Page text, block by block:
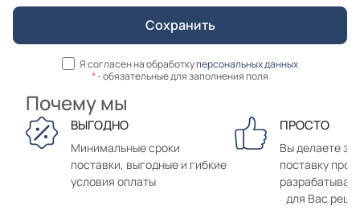
Я согласен на обработкуперсональных данных
*- обязательные для заполнения поля
Почему мы
ВЫГОДНО
Минимальные сроки
поставки, выгодные и гибкие
условия оплаты
ПРОСТО
Вы делаете
поставку
для Вас